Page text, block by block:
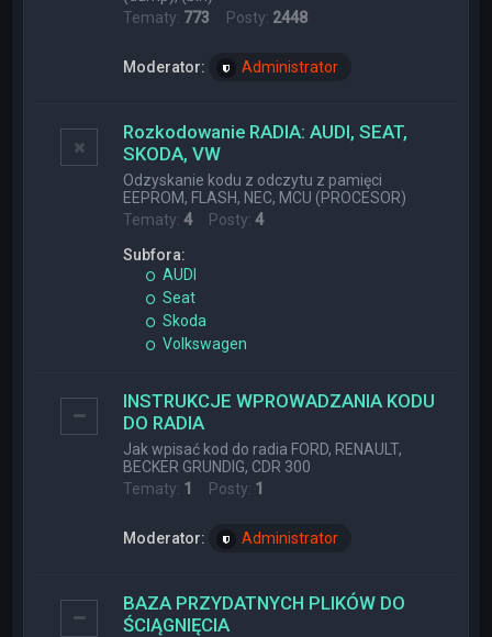
Tematy: 773 Posty: 2448
Moderator: Administrator
Rozkodowanie RADIA: AUDI, SEAT,
SKODA, VW
Odzyskanie kodu z odczytu z pamięci
EEPROM, FLASH, NEC, MCU (PROCESOR)
Tematy:4Posty:4
Subfora:
AUDI
Seat
Skoda
Volkswagen
INSTRUKCJE WPROWADZANIA KODU
DO RADIA
Jak wpisać kod do radia FORD, RENAULT,
BECKER GRUNDIG, CDR 300
Tematy: 1 Posty: 1
Moderator: Administrator
BAZA PRZYDATNYCH PLIKÓW DO
ŚCIĄGNIĘCIA